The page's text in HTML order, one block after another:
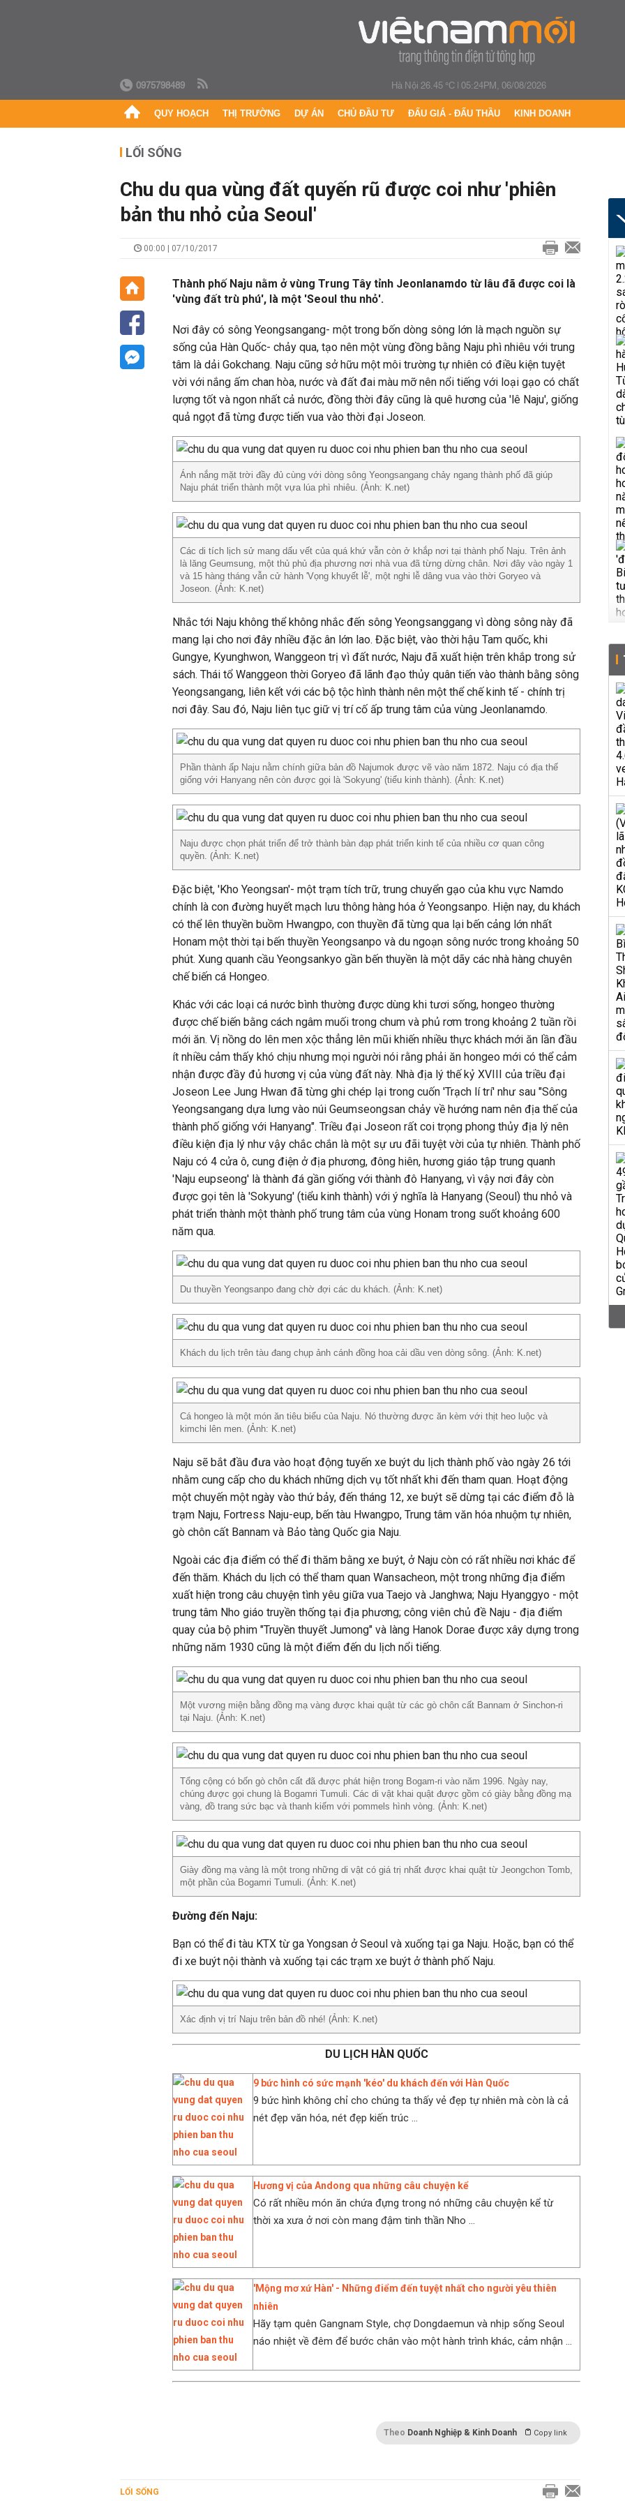
0975798489 Hà Nội 26.45 °C|05:24PM, 06/08/2026
QUY HOẠCH THỊ TRƯỜNG DỰ ÁN CHỦ ĐẦU TƯ ĐẤU GIÁ - ĐẤU THẦU KINH DOANH
LỐI SỐNG
Chu du qua vùng đất quyến rũ được coi như 'phiên
bản thu nhỏ của Seoul'
00:00 | 07/10/2017
Thành phố Naju nằm ở vùng Trung Tây tỉnh Jeonlanamdo từ lâu đã được coi là
'vùng đất trù phú', là một 'Seoul thu nhỏ'.
Nơi đây có sông Yeongsangang- một trong bốn dòng sông lớn là mạch nguồn sự
sống của Hàn Quốc- chảy qua, tạo nên một vùng đồng bằng Naju phì nhiêu với trung
tâm là dải Gokchang. Naju cũng sở hữu một môi trường tự nhiên có điều kiện tuyệt
vời với nắng ấm chan hòa, nước và đất đai màu mỡ nên nổi tiếng với loại gạo có chất
lượng tốt và ngon nhất cả nước, đồng thời đây cũng là quê hương của 'lê Naju', giống
quả ngọt đã từng được tiến vua vào thời đại Joseon.
Ánh nắng mặt trời đầy đủ cùng với dòng sông Yeongsangang chảy ngang thành phố đã giúp
Naju phát triển thành một vựa lúa phì nhiêu. (Ảnh: K.net)
Các di tích lịch sử mang dấu vết của quá khứ vẫn còn ở khắp nơi tại thành phố Naju. Trên ảnh
là lăng Geumsung, một thủ phủ địa phương nơi nhà vua đã từng dừng chân. Nơi đây vào ngày 1
và 15 hàng tháng vẫn cử hành 'Vọng khuyết lễ', một nghi lễ dâng vua vào thời Goryeo và
Joseon. (Ảnh: K.net)
Nhắc tới Naju không thể không nhắc đến sông Yeongsanggang vì dòng sông này đã
mang lại cho nơi đây nhiều đặc ân lớn lao. Đặc biệt, vào thời hậu Tam quốc, khi
Gungye, Kyunghwon, Wanggeon trị vì đất nước, Naju đã xuất hiện trên khắp trong sử
sách. Thái tổ Wanggeon thời Goryeo đã lãnh đạo thủy quân tiến vào thành bằng sông
Yeongsangang, liên kết với các bộ tộc hình thành nên một thể chế kinh tế - chính trị
nơi đây. Sau đó, Naju liên tục giữ vị trí cố ấp trung tâm của vùng Jeonlanamdo.
Phần thành ấp Naju nằm chính giữa bản đồ Najumok được vẽ vào năm 1872. Naju có địa thế
giống với Hanyang nên còn được gọi là 'Sokyung' (tiểu kinh thành). (Ảnh: K.net)
Naju được chọn phát triển để trở thành bàn đạp phát triển kinh tế của nhiều cơ quan công
quyền. (Ảnh: K.net)
Đặc biệt, 'Kho Yeongsan'- một trạm tích trữ, trung chuyển gạo của khu vực Namdo
chính là con đường huyết mạch lưu thông hàng hóa ở Yeongsanpo. Hiện nay, du khách
có thể lên thuyền buồm Hwangpo, con thuyền đã từng qua lại bến cảng lớn nhất
Honam một thời tại bến thuyền Yeongsanpo và du ngoạn sông nước trong khoảng 50
phút. Xung quanh cầu Yeongsankyo gần bến thuyền là một dãy các nhà hàng chuyên
chế biến cá Hongeo.
Khác với các loại cá nước bình thường được dùng khi tươi sống, hongeo thường
được chế biến bằng cách ngâm muối trong chum và phủ rơm trong khoảng 2 tuần rồi
mới ăn. Vị nồng do lên men xộc thẳng lên mũi khiến nhiều thực khách mới ăn lần đầu
ít nhiều cảm thấy khó chịu nhưng mọi người nói rằng phải ăn hongeo mới có thể cảm
nhận được đầy đủ hương vị của vùng đất này. Nhà địa lý thế kỷ XVIII của triều đại
Joseon Lee Jung Hwan đã từng ghi chép lại trong cuốn 'Trạch lí trí' như sau "Sông
Yeongsangang dựa lưng vào núi Geumseongsan chảy về hướng nam nên địa thế của
thành phố giống với Hanyang". Triều đại Joseon rất coi trọng phong thủy địa lý nên
điều kiện địa lý như vậy chắc chắn là một sự ưu đãi tuyệt vời của tự nhiên. Thành phố
Naju có 4 cửa ô, cung điện ở địa phương, đông hiên, hương giáo tập trung quanh
'Naju eupseong' là thành đá gần giống với thành đô Hanyang, vì vậy nơi đây còn
được gọi tên là 'Sokyung' (tiểu kinh thành) với ý nghĩa là Hanyang (Seoul) thu nhỏ và
phát triển thành một thành phố trung tâm của vùng Honam trong suốt khoảng 600
năm qua.
Du thuyền Yeongsanpo đang chờ đợi các du khách. (Ảnh: K.net)
Khách du lịch trên tàu đang chụp ảnh cánh đồng hoa cải dầu ven dòng sông. (Ảnh: K.net)
Cá hongeo là một món ăn tiêu biểu của Naju. Nó thường được ăn kèm với thịt heo luộc và
kimchi lên men. (Ảnh: K.net)
Naju sẽ bắt đầu đưa vào hoạt động tuyến xe buýt du lịch thành phố vào ngày 26 tới
nhằm cung cấp cho du khách những dịch vụ tốt nhất khi đến tham quan. Hoạt động
một chuyến một ngày vào thứ bảy, đến tháng 12, xe buýt sẽ dừng tại các điểm đỗ là
trạm Naju, Fortress Naju-eup, bến tàu Hwangpo, Trung tâm văn hóa nhuộm tự nhiên,
gò chôn cất Bannam và Bảo tàng Quốc gia Naju.
Ngoài các địa điểm có thể đi thăm bằng xe buýt, ở Naju còn có rất nhiều nơi khác để
đến thăm. Khách du lịch có thể tham quan Wansacheon, một trong những địa điểm
xuất hiện trong câu chuyện tình yêu giữa vua Taejo và Janghwa; Naju Hyanggyo - một
trung tâm Nho giáo truyền thống tại địa phương; công viên chủ đề Naju - địa điểm
quay của bộ phim "Truyền thuyết Jumong" và làng Hanok Dorae được xây dựng trong
những năm 1930 cũng là một điểm đến du lịch nổi tiếng.
Một vương miện bằng đồng mạ vàng được khai quật từ các gò chôn cất Bannam ở Sinchon-ri
tại Naju. (Ảnh: K.net)
Tổng cộng có bốn gò chôn cất đã được phát hiện trong Bogam-ri vào năm 1996. Ngày nay,
chúng được gọi chung là Bogamri Tumuli. Các di vật khai quật được gồm có giày bằng đồng mạ
vàng, đồ trang sức bạc và thanh kiếm với pommels hình vòng. (Ảnh: K.net)
Giày đồng mạ vàng là một trong những di vật có giá trị nhất được khai quật từ Jeongchon Tomb,
một phần của Bogamri Tumuli. (Ảnh: K.net)
Đường đến Naju:
Bạn có thể đi tàu KTX từ ga Yongsan ở Seoul và xuống tại ga Naju. Hoặc, bạn có thể
đi xe buýt nội thành và xuống tại các trạm xe buýt ở thành phố Naju.
Xác định vị trí Naju trên bản đồ nhé! (Ảnh: K.net)
DU LỊCH HÀN QUỐC
9 bức hình có sức mạnh 'kéo' du khách đến với Hàn Quốc
9 bức hình không chỉ cho chúng ta thấy vẻ đẹp tự nhiên mà còn là cả
nét đẹp văn hóa, nét đẹp kiến trúc ...
Hương vị của Andong qua những câu chuyện kể
Có rất nhiều món ăn chứa đựng trong nó những câu chuyện kể từ
thời xa xưa ở nơi còn mang đậm tinh thần Nho ...
'Mộng mơ xứ Hàn' - Những điểm đến tuyệt nhất cho người yêu thiên
nhiên
Hãy tạm quên Gangnam Style, chợ Dongdaemun và nhịp sống Seoul
náo nhiệt về đêm để bước chân vào một hành trình khác, cảm nhận ...
Theo Doanh Nghiệp & Kinh Doanh Copy link
LỐI SỐNG